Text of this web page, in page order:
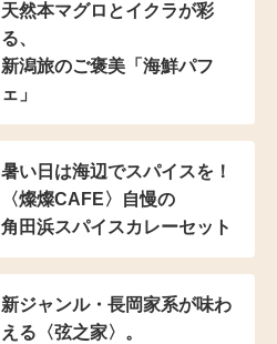
天然本マグロとイクラが彩
る、
新潟旅のご褒美「海鮮パフ
ェ」
暑い日は海辺でスパイスを！
〈燦燦CAFE〉自慢の
角田浜スパイスカレーセット
新ジャンル・長岡家系が味わ
える〈弦之家〉。